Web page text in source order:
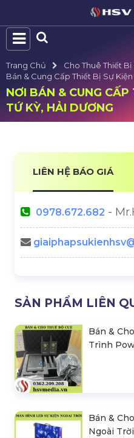
Trang Chủ Cho Thuê Thiết
Bán & Cung Cấp Thiết Bị Sự
NƠI BÁN & CUNG
TỨ KỲ, HẢI DƯƠNG
LIÊN HỆ BÁO GIÁ
0978.672.682 -
SẢN PHẨM LIÊN
Bán &
Trình
Bán &
Ngoài Trời